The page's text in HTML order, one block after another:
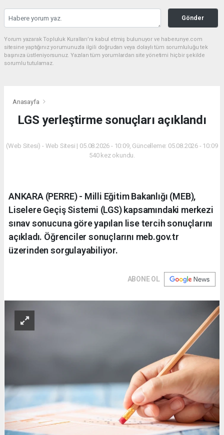
Gönder
Yorum yazarak Topluluk Kuralları’nı kabul etmiş bulunuyor ve haberunye.com
sitesine yaptığınız yorumunuzla ilgili doğrudan veya dolaylı tüm sorumluluğu tek
başınıza üstleniyorsunuz. Yazılan tüm yorumlardan site yönetimi hiçbir şekilde
sorumlu tutulamaz.
Anasayfa
LGS yerleştirme sonuçları açıklandı
(Web Sitesi) - Web Sitesi | 05.08.2026 - 10:09, Güncelleme: 05.08.2026 - 10:09
540 kez okundu.
ANKARA (PERRE) - Milli Eğitim Bakanlığı (MEB),
Liselere Geçiş Sistemi (LGS) kapsamındaki merkezi
sınav sonucuna göre yapılan lise tercih sonuçlarını
açıkladı. Öğrenciler sonuçlarını meb.gov.tr
üzerinden sorgulayabiliyor.
ABONE OL